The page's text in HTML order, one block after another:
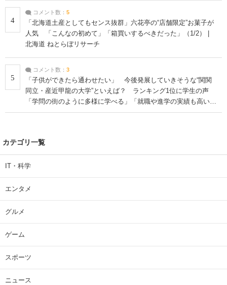
4
コメント数： 5
「北海道土産としてもセンス抜群」六花亭の“店舗限定”お菓子が
人気 「こんなの初めて」「箱買いするべきだった」（1/2） |
北海道 ねとらぼリサーチ
5
コメント数： 3
「子供ができたら通わせたい」 今後発展していきそうな“関関
同立・産近甲龍の大学”といえば？ ランキング1位に学生の声
「学問の街のように多様に学べる」「就職や進学の実績も高い」
| 大学 ねとらぼリサーチ
カテゴリ一覧
IT・科学
エンタメ
グルメ
ゲーム
スポーツ
ニュース